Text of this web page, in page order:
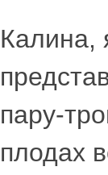
Калина,
пару-
плодах